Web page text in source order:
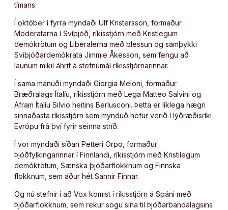
tímans.
Í október í fyrra myndaði Ulf Kristersson, formaður
Moderatarna í Svíþjóð, ríkisstjórn með Kristlegum
demókrötum og Liberalerna með blessun og samþykki
Svíþjóðardemókrata Jimmie Åkesson, sem fengu að
launum mikil áhrif á stefnumál ríkisstjórnarinnar.
Í sama mánuði myndaði Giorgia Meloni, formaður
Bræðralags Ítalíu, ríkisstjórn með Lega Matteo Salvini og
Áfram Ítalíu Silvio heitins Berlusconi. Þetta er líklega hægri
sinnaðasta ríkisstjórn sem mynduð hefur verið í lýðræðisríki
Evrópu frá því fyrir seinna stríð.
Í vor myndaði síðan Petteri Orpo, formaður
Þjóðfylkingarinnar í Finnlandi, ríkisstjórn með Kristilegum
demókrötum, Sænska þjóðarflokknum og Finnska
flokknum, sem áður hét Sannir Finnar.
Og nú stefnir í að Vox komist í ríkisstjórn á Spáni með
Þjóðarflokknum, sem rekur sögu sína til Þjóðarbandalagsins